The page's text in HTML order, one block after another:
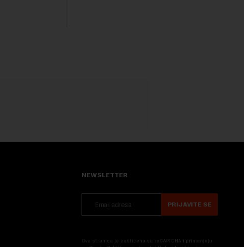
NEWSLETTER
PRIJAVITE SE
Ova stranica je zaštićena sa reCAPTCHA i primenjuju